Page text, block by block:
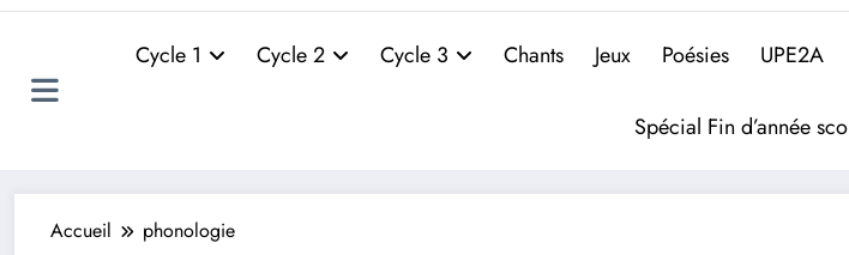
Cycle 1 Cycle 2 Cycle 3 Chants Jeux Poésies UPE2A
Spécial Fin d’année
Accueil phonologie